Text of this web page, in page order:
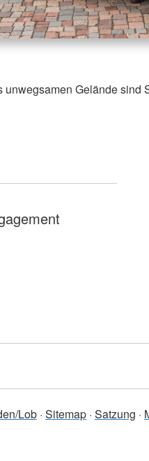
unwegsamen Gelände sind
Lob Sitemap Satzung